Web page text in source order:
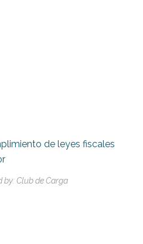
de leyes fiscales
by: Club de Carga